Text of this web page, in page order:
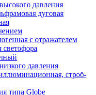
давления
дуговая
с отражателем
светофора
давления
строб-
типа Globe